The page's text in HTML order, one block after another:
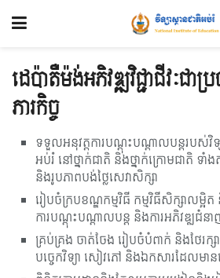
ដេប៉ាតឺម៉ង់អភិវឌ្ឍវិជ្ជាជីវៈជា
ភារកិច្ច
ទទួលអនុវត្តការបណ្តុះបណ្តាលបន្តរបស់វិទ្
អប់រំ នៅថ្នាក់ជាតិ និងថ្នាក់ក្រោមជាតិ ទាំ
និងរូបភាពបង់ថ្លៃសេវាសិក្សា
រៀបចំក្របខណ្ឌកម្មវិធី កម្មវិធីសិក្សាលម្
ការបណ្តុះបណ្តាលបន្ត និងការអភិវឌ្ឍជំនា
គ្រប់គ្រង ចាត់ចែង រៀបចំបំពាក់ និងថែរក្
បច្ចេកវិទ្យា សៀវភៅ និងឯកសារដែលមា